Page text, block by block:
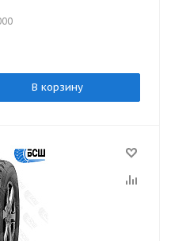
В корзину